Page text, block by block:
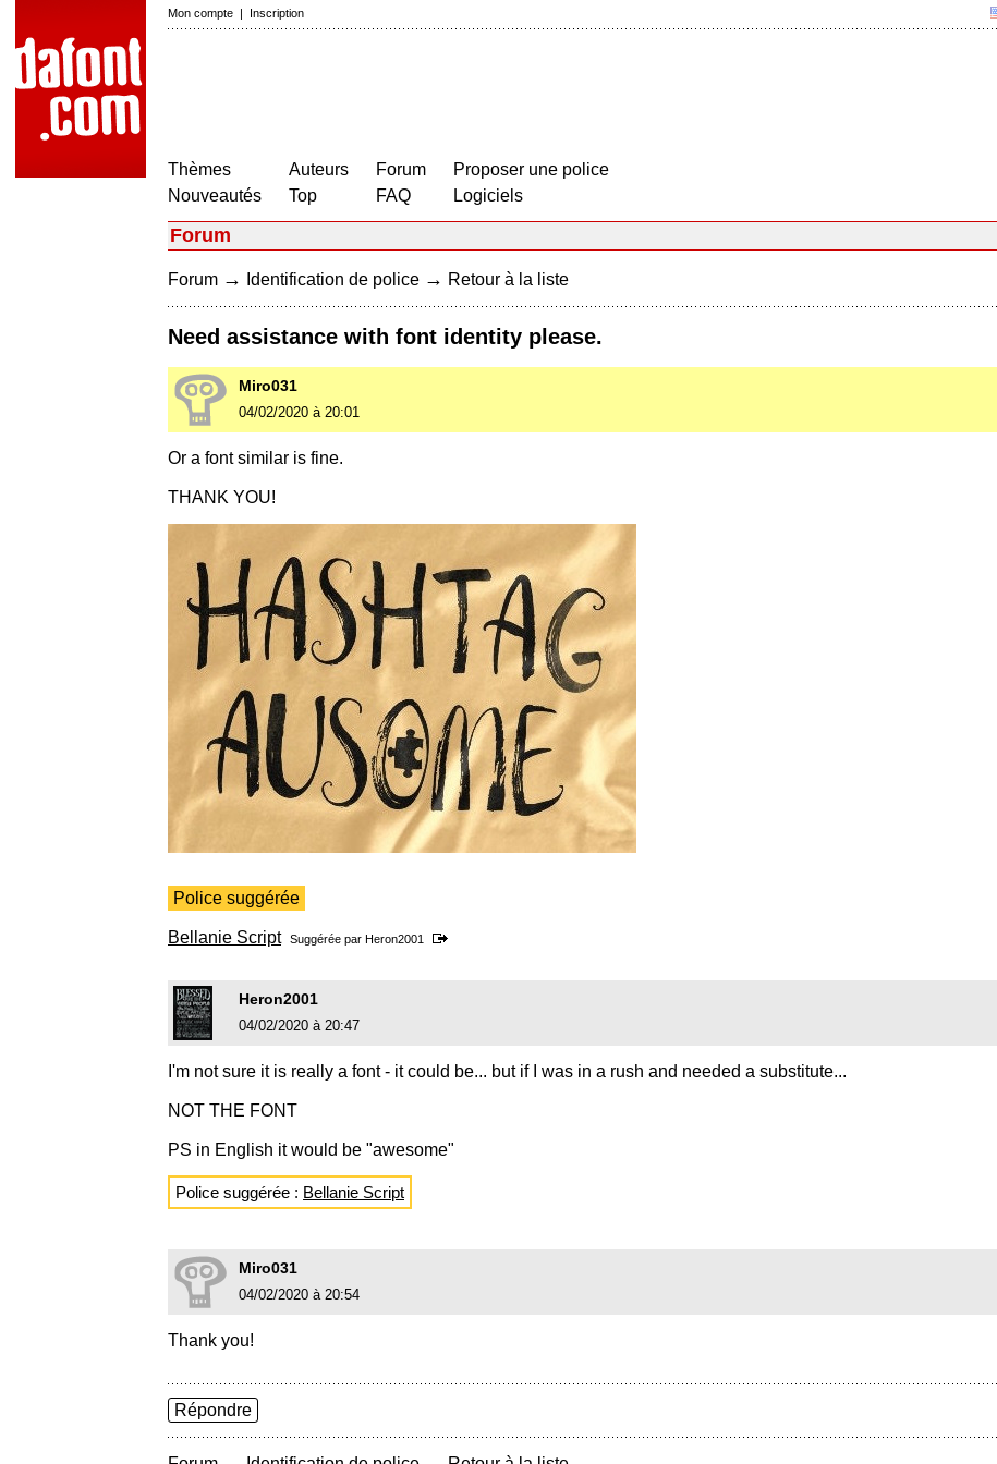
Mon compte | Inscription
Thèmes
Nouveautés
Auteurs
Top
Forum
FAQ
Proposer une police
Logiciels
Forum
Forum → Identification de police → Retour à la liste
Need assistance with font identity please.
Miro031
04/02/2020 à 20:01
Or a font similar is fine.
THANK YOU!
Police suggérée
Bellanie Script Suggérée par Heron2001
Heron2001
04/02/2020 à 20:47
I'm not sure it is really a font - it could be... but if I was in a rush and needed a substitute...
NOT THE FONT
PS in English it would be "awesome"
Police suggérée : Bellanie Script
Miro031
04/02/2020 à 20:54
Thank you!
Répondre